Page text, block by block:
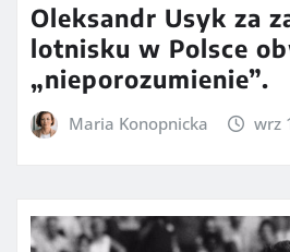
Oleksandr Usyk za
lotnisku w Polsce
„nieporozumienie”.
Maria Konopnicka wrz